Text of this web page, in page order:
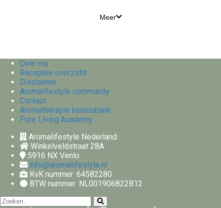
Meer
Over mij
Recepten overzicht
Disclaimer
Aromalifestyle community
Contact
Aromatherapie kennisbank
Pure Living Academy
Aromalifestyle Nederland
Winkelveldstraat 28A
5916 NX Venlo
info@aromalifestyle.nl
KvK nummer: 64582280
BTW nummer: NL001906822B12